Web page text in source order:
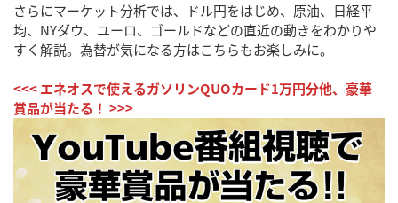
さらにマーケット分析では、ドル円をはじめ、原油、日経平
均、NYダウ、ユーロ、ゴールドなどの直近の動きをわかりや
すく解説。為替が気になる方はこちらもお楽しみに。
<<< エネオスで使えるガソリンQUOカード1万円分他、豪華
賞品が当たる！ >>>